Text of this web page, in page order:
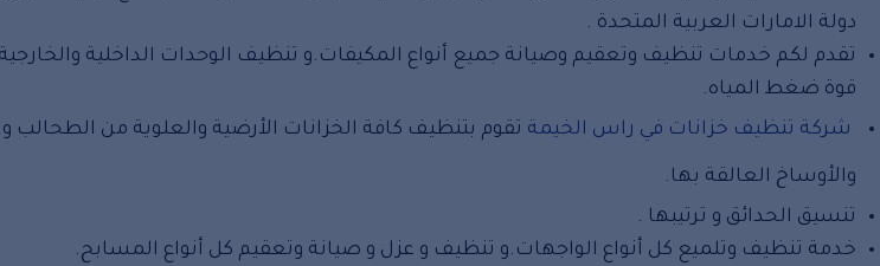
دولة الامارات العربية المتحدة .
تقدم لكم خدمات تنظيف وتعقيم وصيانة جميع أنواع المكيفات.و تنظيف الوحدات الداخلية
قوة ضغط المياه.
شركة تنظيف خزانات في راس الخيمة تقوم بتنظيف كافة الخزانات الأرضية والعلوية من الطحالب و
والأوساخ العالقة بها.
تنسيق الحدائق و ترتيبها .
خدمة تنظيف وتلميع كل أنواع الواجهات.و تنظيف و عزل و صيانة وتعقيم كل أنواع المسابح.